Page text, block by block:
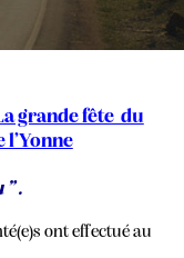
grande fête du
.
ont effectué au